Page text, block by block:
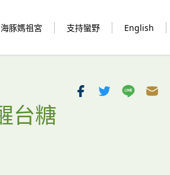
豚媽祖宮 支持蠻野 English
台糖